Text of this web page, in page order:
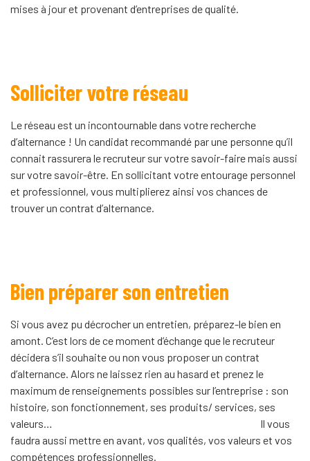
mises à jour et provenant d’entreprises de qualité.
Solliciter votre réseau
Le réseau est un incontournable dans votre recherche
d’alternance ! Un candidat recommandé par une personne qu’il
connait rassurera le recruteur sur votre savoir-faire mais aussi
sur votre savoir-être. En sollicitant votre entourage personnel
et professionnel, vous multiplierez ainsi vos chances de
trouver un contrat d’alternance.
Bien préparer son entretien
Si vous avez pu décrocher un entretien, préparez-le bien en
amont. C’est lors de ce moment d’échange que le recruteur
décidera s’il souhaite ou non vous proposer un contrat
d’alternance. Alors ne laissez rien au hasard et prenez le
maximum de renseignements possibles sur l’entreprise : son
histoire, son fonctionnement, ses produits/ services, ses
valeurs… Il vous
faudra aussi mettre en avant, vos qualités, vos valeurs et vos
compétences professionnelles.